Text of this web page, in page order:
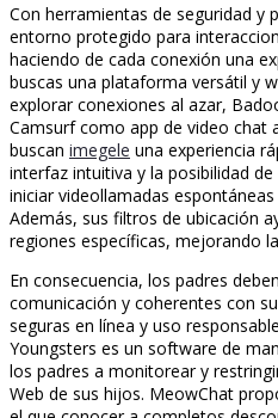
Con herramientas de seguridad y
entorno protegido para
haciendo de cada conexión una
buscas una plataforma versátil y
explorar conexiones al azar,
Camsurf como app de video chat
buscan imegele una experiencia
interfaz intuitiva y la posibilidad
iniciar videollamadas
Además, sus filtros de ubicación
regiones específicas, mejorando
En consecuencia, los padres
comunicación y coherentes con
seguras en línea y uso
Youngsters es un software de
los padres a monitorear y
Web de sus hijos. MeowChat